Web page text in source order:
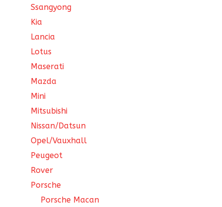
Ssangyong
Kia
Lancia
Lotus
Maserati
Mazda
Mini
Mitsubishi
Nissan/Datsun
Opel/Vauxhall
Peugeot
Rover
Porsche
Porsche Macan